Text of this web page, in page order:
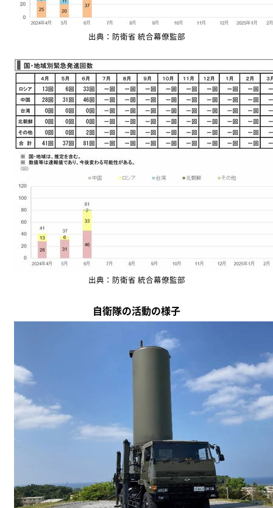
出典：防衛省 統合幕僚監部
出典：防衛省 統合幕僚監部
自衛隊の活動の様子